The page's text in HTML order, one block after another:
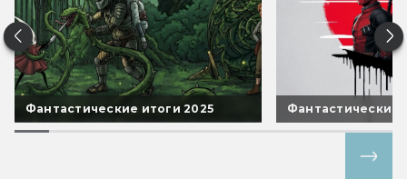
Фантастические итоги 2025 Фантастические